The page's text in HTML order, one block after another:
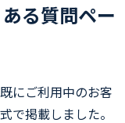
る質問ペー
にご利用中のお客
で掲載しました。